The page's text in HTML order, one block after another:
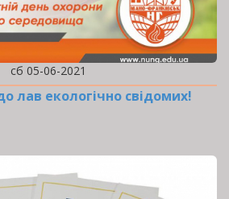
сб 05-06-2021
лав екологічно свідомих!